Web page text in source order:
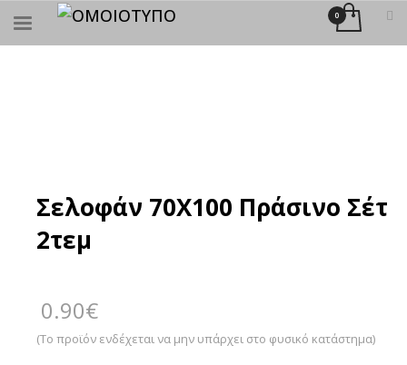
ΑΝΑΖΉΤΗΣΗ
Σελοφάν 70Χ100 Πράσινο Σέτ
2τεμ
0.90€
(Το προϊόν ενδέχεται να μην υπάρχει στο φυσικό κατάστημα)